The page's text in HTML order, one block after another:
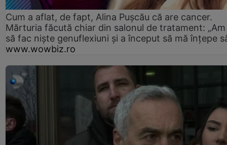
Cum a aflat, de fapt, Alina Pușcău că are cancer.
Mărturia făcută chiar din salonul de tratament:
să fac niște genuflexiuni și a început să mă înțepe
www.wowbiz.ro